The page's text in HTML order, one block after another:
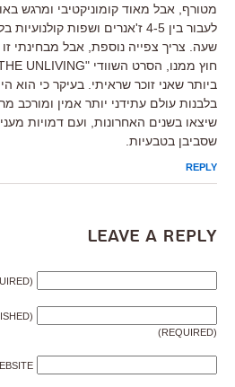
מטורף, אבל מאוד קומוניקטיבי ומרגש
לעבור בין 4-5 ז'אנרים ושפות
שעה. צריך צפייה נוספת, אבל מבחינתי
ביותר שאני זוכר שראיתי. בעיקר כי הוא
בלבנות עולם עתידני יותר אמין ומורכב
שיצאו בשנים האחרונות, ועם דמויות
שסביבן בטבעיות.
REPLY
Leave a Reply
(REQUIRED)